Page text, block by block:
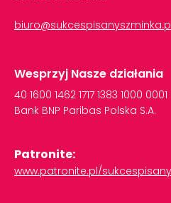
Wesprzyj Nasze działania
40 1600 1462 1717 1383 1000 0001
Bank BNP Paribas Polska S.A.
Patronite:
www.patronite.pl/